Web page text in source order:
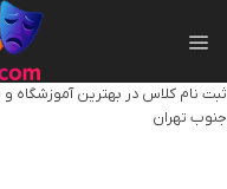
ثبت نام کلاس در بهترین آموزشگاه
جنوب تهران